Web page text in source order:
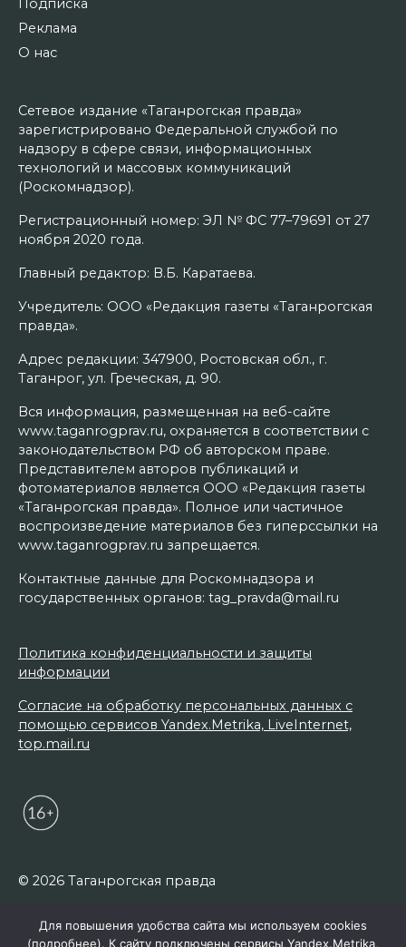
Подписка
Реклама
О нас
Сетевое издание «Таганрогская правда»
зарегистрировано Федеральной службой по
надзору в сфере связи, информационных
технологий и массовых коммуникаций
(Роскомнадзор).
Регистрационный номер: ЭЛ № ФС 77–79691 от 27
ноября 2020 года.
Главный редактор: В.Б. Каратаева.
Учредитель: ООО «Редакция газеты «Таганрогская
правда».
Адрес редакции: 347900, Ростовская обл., г.
Таганрог, ул. Греческая, д. 90.
Вся информация, размещенная на веб-сайте
www.taganrogprav.ru, охраняется в соответствии с
законодательством РФ об авторском праве.
Представителем авторов публикаций и
фотоматериалов является ООО «Редакция газеты
«Таганрогская правда». Полное или частичное
воспроизведение материалов без гиперссылки на
www.taganrogprav.ru запрещается.
Контактные данные для Роскомнадзора и
государственных органов: tag_pravda@mail.ru
Политика конфиденциальности и защиты
информации
Согласие на обработку персональных данных с
помощью сервисов Yandex.Metrika, LiveInternet,
top.mail.ru
© 2026 Таганрогская правда
Для повышения удобства сайта мы используем cookies
(подробнее). К сайту подключены сервисы Yandex.Metrika,